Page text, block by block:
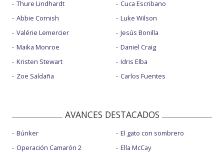
Thure Lindhardt
Abbie Cornish
Valérie Lemercier
Maika Monroe
Kristen Stewart
Zoe Saldaña
Cuca Escribano
Luke Wilson
Jesús Bonilla
Daniel Craig
Idris Elba
Carlos Fuentes
AVANCES DESTACADOS
Búnker
Operación Camarón 2
El gato con sombrero
Ella McCay